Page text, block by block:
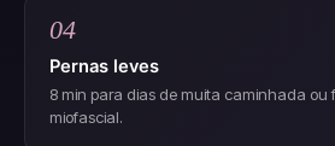
04
Pernas leves
8 min para dias de muita caminhada ou
miofascial.